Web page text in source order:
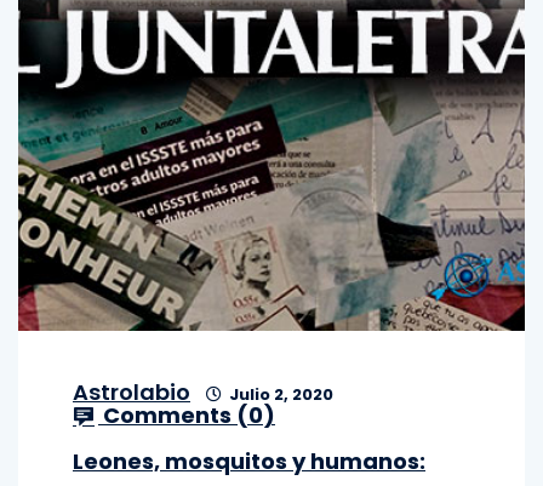
Astrolabio Julio 2, 2020
Comments (0)
Leones, mosquitos y humanos: